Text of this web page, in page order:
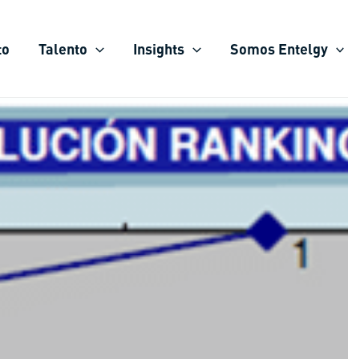
Talento Insights Somos Entelgy